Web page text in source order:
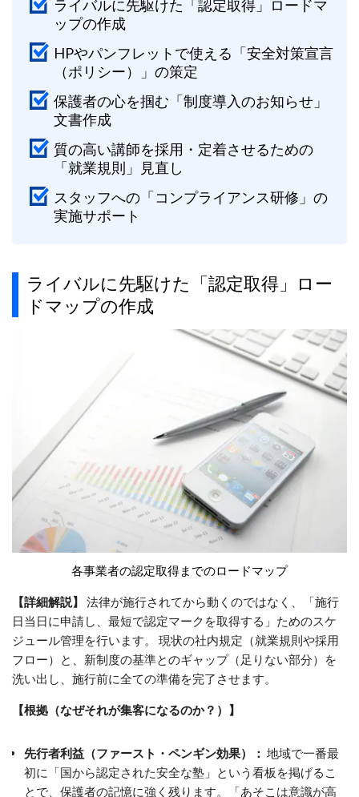
ライバルに先駆けた「認定取得」ロードマ
ップの作成
HPやパンフレットで使える「安全対策宣言
（ポリシー）」の策定
保護者の心を掴む「制度導入のお知らせ」
文書作成
質の高い講師を採用・定着させるための
「就業規則」見直し
スタッフへの「コンプライアンス研修」の
実施サポート
ライバルに先駆けた「認定取得」ロー
ドマップの作成
各事業者の認定取得までのロードマップ
【詳細解説】
法律が施行されてから動くのではなく、「施行
日当日に申請し、最短で認定マークを取得する」ためのスケ
ジュール管理を行います。 現状の社内規定（就業規則や採用
フロー）と、新制度の基準とのギャップ（足りない部分）を
洗い出し、施行前に全ての準備を完了させます。
【根拠（なぜそれが集客になるのか？）】
先行者利益（ファースト・ペンギン効果）： 地域で一番最
初に「国から認定された安全な塾」という看板を掲げるこ
とで、保護者の記憶に強く残ります。「あそこは意識が高